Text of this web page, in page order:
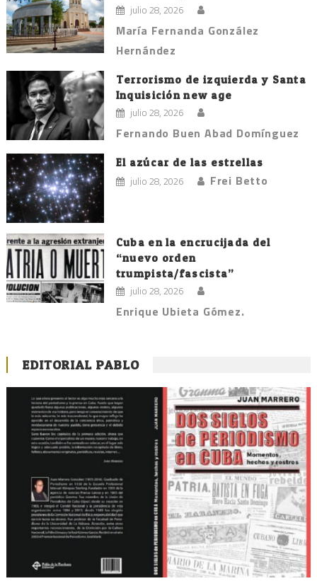
julio 28, 2026
María Fernanda González
Hernández
Terrorismo de izquierda y Santa
Inquisición new age
julio 28, 2026
Fernando Buen Abad Domínguez
El azúcar de las estrellas
julio 28, 2026 Frei Betto
Cuba en la encrucijada del
“nuevo orden
trumpista/fascista”
julio 28, 2026
Enrique Ubieta Gómez.
EDITORIAL PABLO